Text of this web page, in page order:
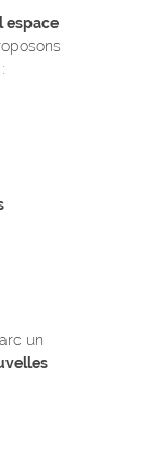
espace
un